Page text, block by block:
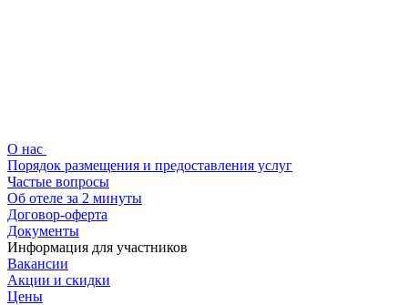
О нас
Порядок размещения и предоставления услуг
Частые вопросы
Об отеле за 2 минуты
Договор-оферта
Документы
Информация для участников
Вакансии
Акции и скидки
Цены